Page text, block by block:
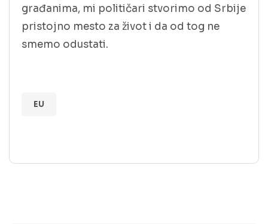
građanima, mi političari stvorimo od Srbije
pristojno mesto za život i da od tog ne
smemo odustati.
EU